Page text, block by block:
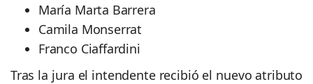
María Marta Barrera
Camila Monserrat
Franco Ciaffardini
Tras la jura el intendente recibió el nuevo atributo